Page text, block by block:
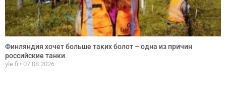
Финляндия хочет больше таких болот – одна из причин
российские танки
yle.fi 07.08.2026